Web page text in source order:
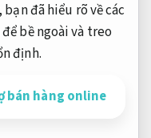
đã hiểu rõ về các
bề ngoài và treo
định.
bán hàng online